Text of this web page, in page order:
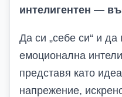
интелигентен —
Да си „себе си“ и
емоционална
представя като
напрежение,